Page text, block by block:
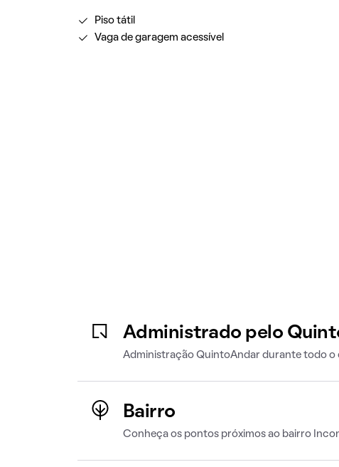
Piso tátil
Vaga de garagem acessível
Administrado pelo
Administração QuintoAndar durante todo
Bairro
Conheça os pontos próximos ao bairro